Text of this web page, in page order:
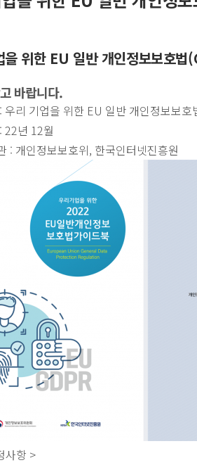
을 위한 EU 일반 개인정보보호
바랍니다.
우리 기업을 위한 EU 일반 개인정보보
22년 12월
: 개인정보보호위, 한국인터넷진흥원
사항 >